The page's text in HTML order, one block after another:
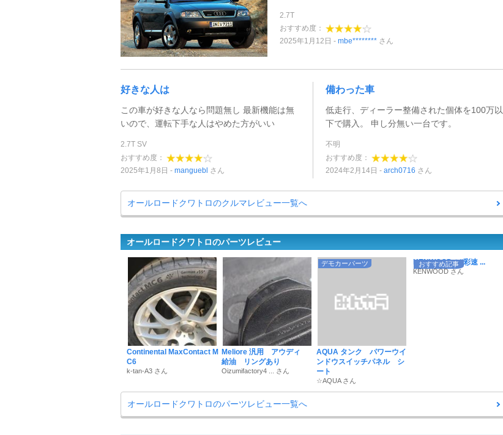
2.7T
おすすめ度：
2025年1月12日
mbe******** さん
好きな人は
この車が好きな人なら問題無し 最新機能は無
いので、運転下手な人はやめた方がいい
2.7T SV
おすすめ度：
2025年1月8日
manguebl さん
備わった車
低走行、ディーラー整備された個体を100万以
下で購入。 申し分無い一台です。
不明
おすすめ度：
2024年2月14日
arch0716 さん
オールロードクワトロのクルマレビュー一覧へ
オールロードクワトロのパーツレビュー
Continental MaxContact M
C6
k-tan-A3 さん
Meliore 汎用 アウディ
給油 リングあり
Oizumifactory4 ... さん
デモカーパーツ
AQUA タンク パワーウイ
ンドウスイッチパネル シ
ート
☆AQUA さん
おすすめ記事
KENWOODの“彩速 ...
KENWOOD さん
オールロードクワトロのパーツレビュー一覧へ